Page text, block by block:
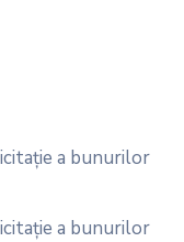
a bunurilor
a bunurilor